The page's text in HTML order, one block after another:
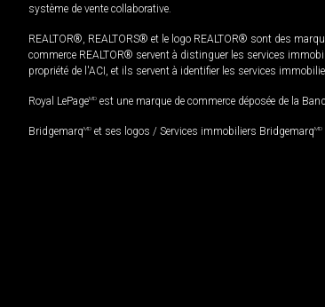
système de vente collaborative.
REALTOR®, REALTORS® et le logo REALTOR® sont des
commerce REALTOR® servent à distinguer les services
propriété de l'ACI, et ils servent à identifier les services
Royal LePageMD est une marque de commerce déposée de la
BridgemarqMD et ses logos / Services immobiliers BridgemarqMD